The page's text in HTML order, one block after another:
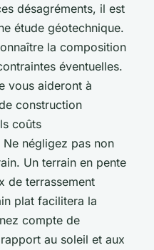
désagréments, il est
étude géotechnique.
la composition
éventuelles.
vous aideront à
construction
coûts
négligez pas non
Un terrain en pente
de terrassement
plat facilitera la
compte de
au soleil et aux